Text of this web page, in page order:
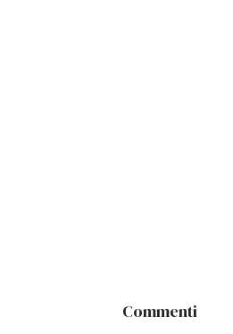
Commenti